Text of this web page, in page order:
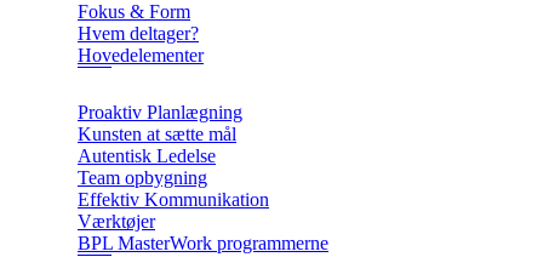
Fokus & Form
Hvem deltager?
Hovedelementer
Proaktiv Planlægning
Kunsten at sætte mål
Autentisk Ledelse
Team opbygning
Effektiv Kommunikation
Værktøjer
BPL MasterWork programmerne